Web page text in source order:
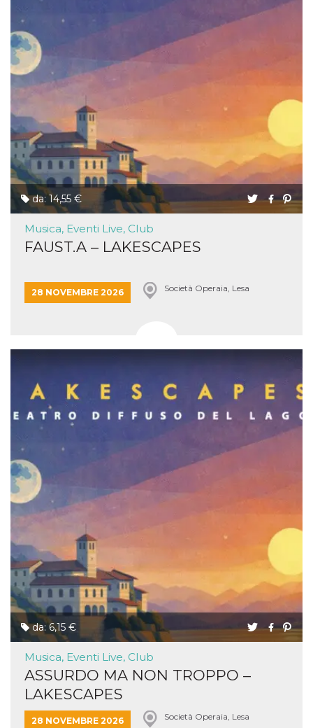
da: 14,55 €
Musica, Eventi Live, Club
FAUST.A – LAKESCAPES
28 NOVEMBRE 2026 Società Operaia, Lesa
da: 6,15 €
Musica, Eventi Live, Club
ASSURDO MA NON TROPPO –
LAKESCAPES
28 NOVEMBRE 2026 Società Operaia, Lesa